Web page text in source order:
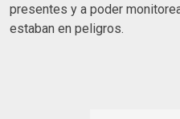
presentes y a poder
estaban en peligros.